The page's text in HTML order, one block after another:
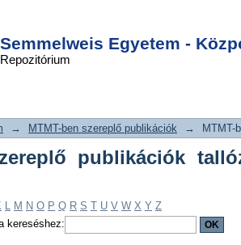
Semmelweis Egyetem -
Repozitórium
szereplő publikációk
szerint "Győry H,"
→ MTMT-ben szereplő publikációk → MTMT-
publikációk
L M N O P Q R S T U V W X Y Z
kereséshez: